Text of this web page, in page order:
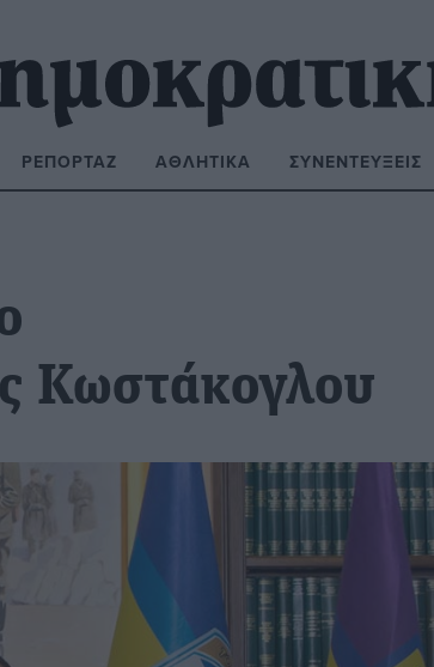
ΡΕΠΟΡΤΆΖ ΑΘΛΗΤΙΚΆ ΣΥΝΕΝΤΕΎΞΕΙΣ
Κωστάκογλου